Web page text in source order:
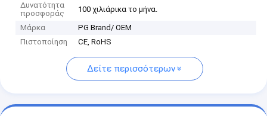
Δυνατότητα
προσφοράς
100 χιλιάρικα το μήνα.
Μάρκα
PG Brand/ OEM
Πιστοποίηση
CE, RoHS
Δείτε περισσότερων